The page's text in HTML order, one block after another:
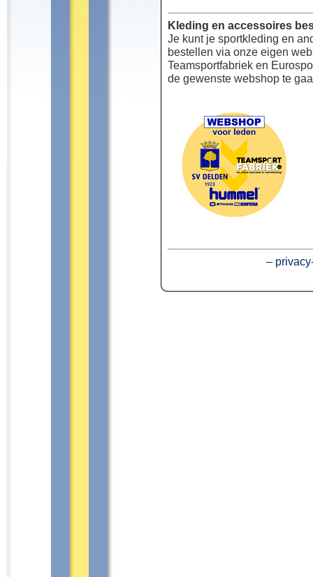
Kleding en accessoires
Je kunt je sportkleding en
bestellen via onze eigen
Teamsportfabriek en
de gewenste webshop te
–